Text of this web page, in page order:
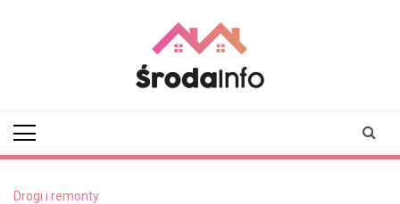
Drogi i remonty